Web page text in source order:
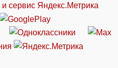
сервиc Яндекс.Метрика